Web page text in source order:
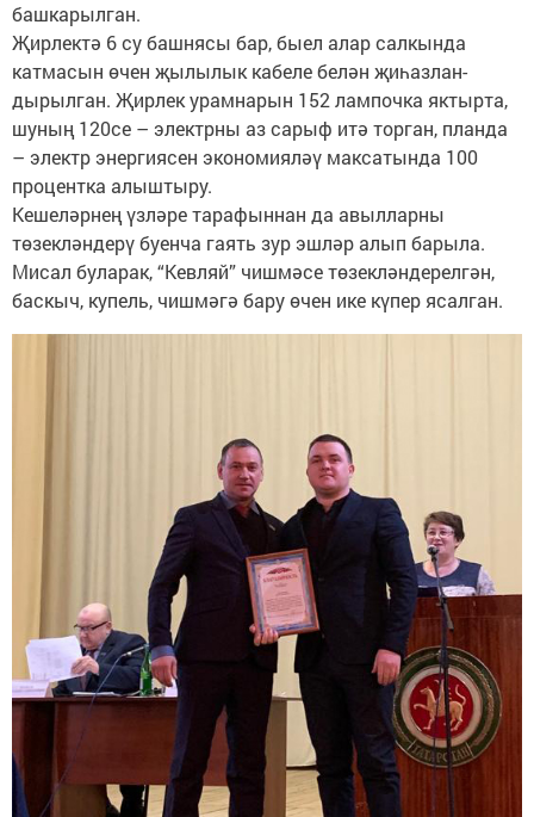
­башкарылган.
Җирлектә 6 су башнясы бар, быел алар салкында
катмасын өчен җылылык кабеле белән җиһазлан­
дырылган. Җирлек урамнарын 152 лампочка яктырта,
шуның 120се – электрны аз сарыф итә торган, планда
– электр энергиясен экономияләү максатында 100
процентка алыштыру.
Кешеләрнең үзләре тарафыннан да авылларны
төзекләндерү буенча гаять зур эшләр алып барыла.
Мисал буларак, “Кевляй” чишмәсе төзекләндерелгән,
баскыч, купель, чишмәгә бару өчен ике күпер ясалган.